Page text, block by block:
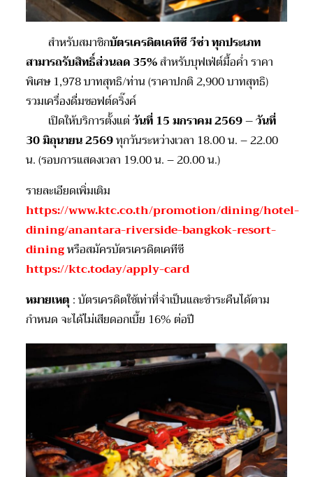
สำหรับสมาชิกบัตรเครดิตเคทีซี วีซ่า ทุกประเภท
สามารถรับสิทธิ์ส่วนลด35%สำหรับบุฟเฟ่ต์มื้อค่ำ ราคา
พิเศษ 1,978 บาทสุทธิ/ท่าน (ราคาปกติ 2,900 บาทสุทธิ)
รวมเครื่องดื่มซอฟต์ดริ๊งค์
เปิดให้บริการตั้งแต่วันที่15 มกราคม 2569 – วันที่
30 มิถุนายน 2569ทุกวันระหว่างเวลา 18.00 น. – 22.00
น. (รอบการแสดงเวลา 19.00 น. – 20.00 น.)
รายละเอียดเพิ่มเติม
https://www.ktc.co.th/promotion/dining/hotel-
dining/anantara-riverside-bangkok-resort-
diningหรือสมัครบัตรเครดิตเคทีซี
https://ktc.today/apply-card
หมายเหตุ : บัตรเครดิตใช้เท่าที่จำเป็นและชำระคืนได้ตาม
กำหนด จะได้ไม่เสียดอกเบี้ย 16% ต่อปี